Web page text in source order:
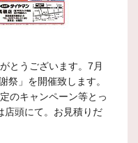
とうございます。7月
祭」を開催致します。
のキャンペーン等とっ
店頭にて。お見積りだ